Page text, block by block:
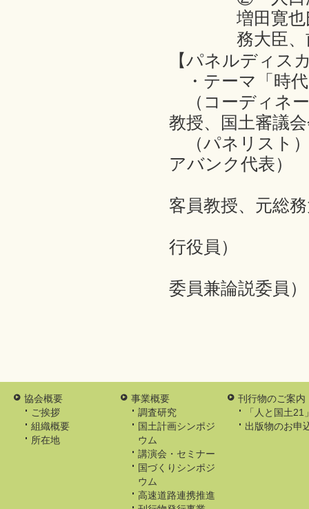
増田寛
務大臣
【パネルディス
・テーマ「時
（コーディネー
教授、国土審議
（パネリスト
アバンク代表）
客員教授、元総
行役員）
委員兼論説委員）
協会概要
ご挨拶
組織概要
所在地
事業概要
調査研究
国土計画シンポジ
ウム
講演会・セミナー
国づくりシンポジ
ウム
高速道路連携推進
刊行物のご案内
「人と国土21
出版物のお申